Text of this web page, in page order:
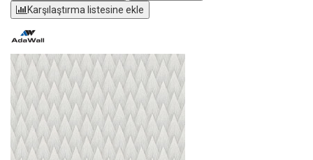
Karşılaştırma listesine ekle